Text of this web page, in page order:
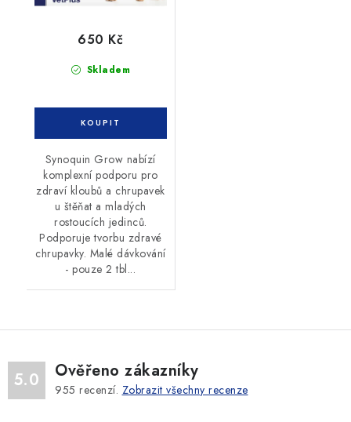
Skladem
650 Kč
Synoquin Grow nabízí
komplexní podporu pro
zdraví kloubů a chrupavek
u štěňat a mladých
rostoucích jedinců.
Podporuje tvorbu zdravé
chrupavky. Malé dávkování
- pouze 2 tbl...
5.0 Ověřeno zákazníky
955 recenzí. Zobrazit všechny recenze